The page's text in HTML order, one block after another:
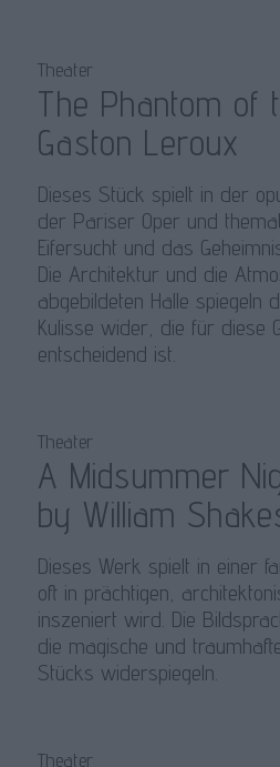
Theater
The Phantom of
Gaston Leroux
Dieses Stück spielt in der
der Pariser Oper und
Eifersucht und das
Die Architektur und die
abgebildeten Halle spiegeln
Kulisse wider, die für diese
entscheidend ist.
Theater
A Midsummer
by William
Dieses Werk spielt in einer
oft in prächtigen,
inszeniert wird. Die
die magische und
Stücks widerspiegeln.
Theater